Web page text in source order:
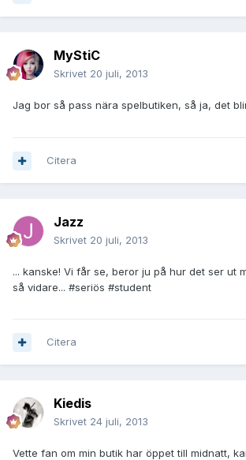
MyStiC
Skrivet 20 juli, 2013
Jag bor så pass nära spelbutiken, så ja, det
Citera
Jazz
Skrivet 20 juli, 2013
... kanske! Vi får se, beror ju på hur det ser ut
så vidare... #seriös #student
Citera
Kiedis
Skrivet 24 juli, 2013
Vette fan om min butik har öppet till midnatt,